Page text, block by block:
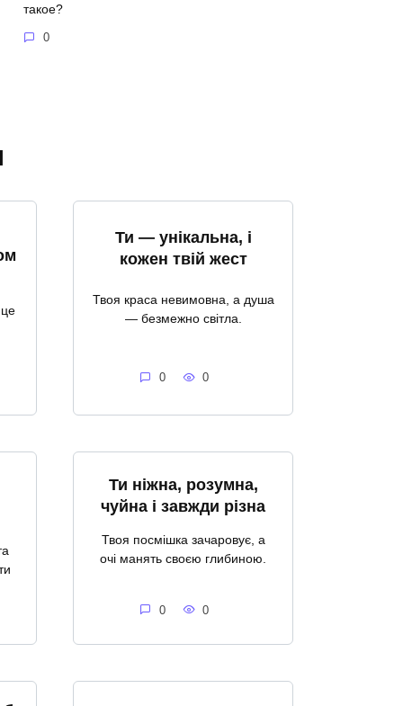
такое?
0
Ти — унікальна, і
кожен твій жест
Твоя краса невимовна, а душа
— безмежно світла.
0 0
Ти ніжна, розумна,
чуйна і завжди різна
Твоя посмішка зачаровує, а
очі манять своєю глибиною.
0 0